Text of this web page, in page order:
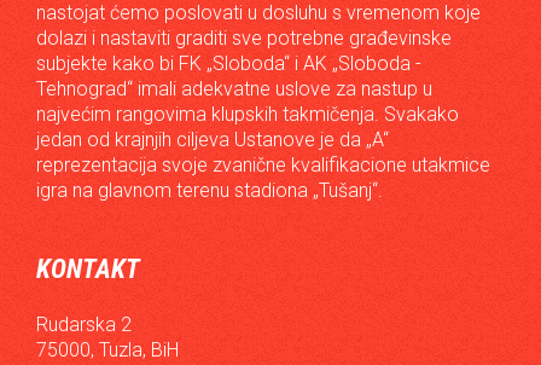
nastojat ćemo poslovati u dosluhu s vremenom koje
dolazi i nastaviti graditi sve potrebne građevinske
subjekte kako bi FK „Sloboda“ i AK „Sloboda -
Tehnograd“ imali adekvatne uslove za nastup u
najvećim rangovima klupskih takmičenja. Svakako
jedan od krajnjih ciljeva Ustanove je da „A“
reprezentacija svoje zvanične kvalifikacione utakmice
igra na glavnom terenu stadiona „Tušanj“.
KONTAKT
Rudarska 2
75000, Tuzla, BiH